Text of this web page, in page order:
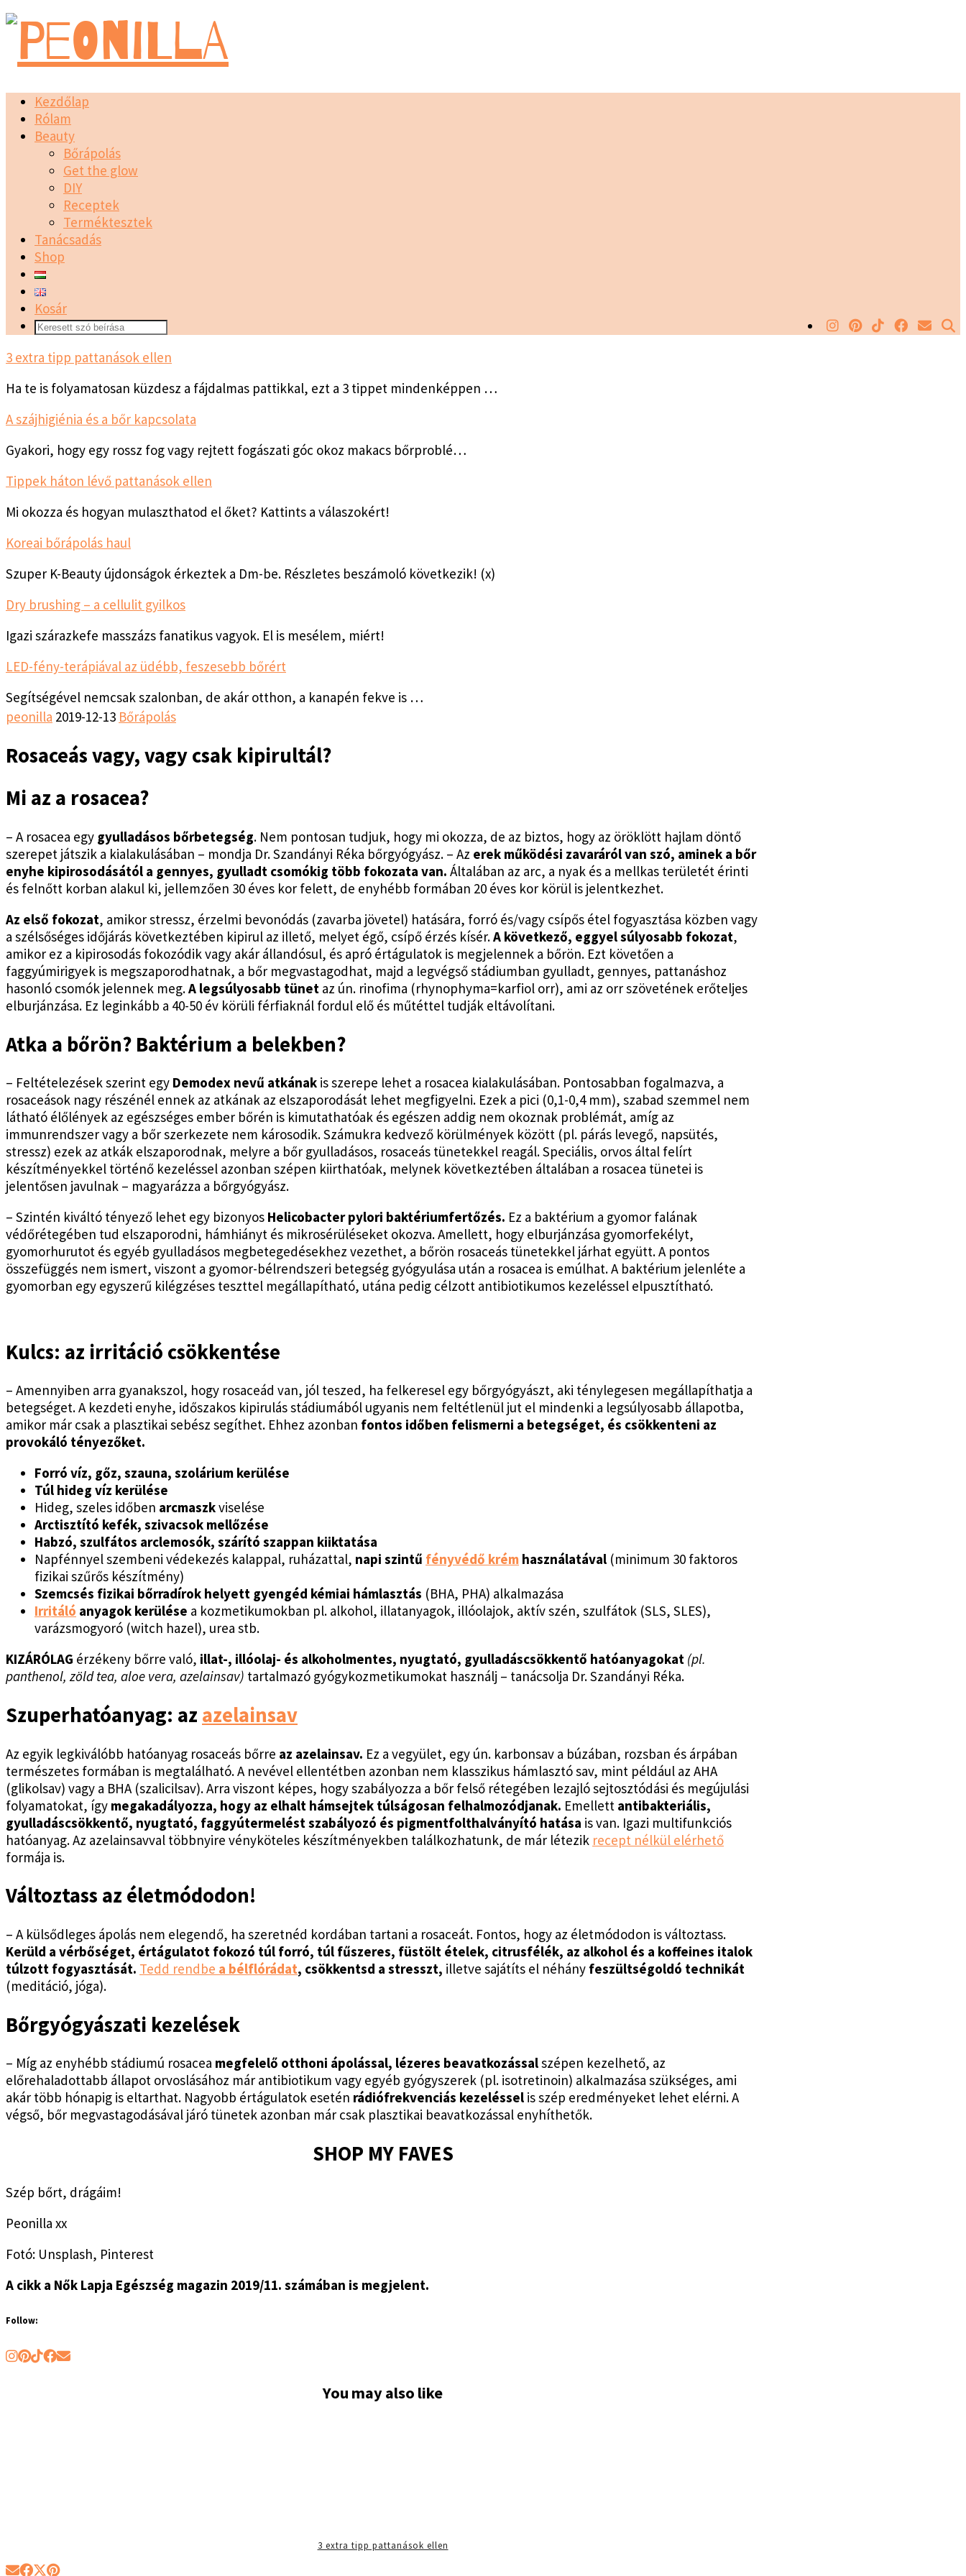
Kezdőlap
Rólam
Beauty
Bőrápolás
Get the glow
DIY
Receptek
Terméktesztek
Tanácsadás
Shop
Kosár
3 extra tipp pattanások ellen
Ha te is folyamatosan küzdesz a fájdalmas pattikkal, ezt a 3 tippet mindenképpen …
A szájhigiénia és a bőr kapcsolata
Gyakori, hogy egy rossz fog vagy rejtett fogászati góc okoz makacs bőrproblé…
Tippek háton lévő pattanások ellen
Mi okozza és hogyan mulaszthatod el őket? Kattints a válaszokért!
Koreai bőrápolás haul
Szuper K-Beauty újdonságok érkeztek a Dm-be. Részletes beszámoló következik! (x)
Dry brushing – a cellulit gyilkos
Igazi szárazkefe masszázs fanatikus vagyok. El is mesélem, miért!
LED-fény-terápiával az üdébb, feszesebb bőrért
Segítségével nemcsak szalonban, de akár otthon, a kanapén fekve is …
peonilla 2019-12-13 Bőrápolás
Rosaceás vagy, vagy csak kipirultál?
Mi az a rosacea?
– A rosacea egy gyulladásos bőrbetegség. Nem pontosan tudjuk, hogy mi okozza, de az biztos, hogy az öröklött hajlam döntő
szerepet játszik a kialakulásában – mondja Dr. Szandányi Réka bőrgyógyász. – Az erek működési zavaráról van szó, aminek a bőr
enyhe kipirosodásától a gennyes, gyulladt csomókig több fokozata van. Általában az arc, a nyak és a mellkas területét érinti
és felnőtt korban alakul ki, jellemzően 30 éves kor felett, de enyhébb formában 20 éves kor körül is jelentkezhet.
Az első fokozat, amikor stressz, érzelmi bevonódás (zavarba jövetel) hatására, forró és/vagy csípős étel fogyasztása közben vagy
a szélsőséges időjárás következtében kipirul az illető, melyet égő, csípő érzés kísér.A következő, eggyel súlyosabb fokozat,
amikor ez a kipirosodás fokozódik vagy akár állandósul, és apró értágulatok is megjelennek a bőrön. Ezt követően a
faggyúmirigyek is megszaporodhatnak, a bőr megvastagodhat, majd a legvégső stádiumban gyulladt, gennyes, pattanáshoz
hasonló csomók jelennek meg.A legsúlyosabb tünet az ún. rinofima (rhynophyma=karfiol orr), ami az orr szövetének erőteljes
elburjánzása. Ez leginkább a 40-50 év körüli férfiaknál fordul elő és műtéttel tudják eltávolítani.
Atka a bőrön? Baktérium a belekben?
– Feltételezések szerint egy Demodex nevű atkának is szerepe lehet a rosacea kialakulásában. Pontosabban fogalmazva, a
rosaceások nagy részénél ennek az atkának az elszaporodását lehet megfigyelni. Ezek a pici (0,1-0,4 mm), szabad szemmel nem
látható élőlények az egészséges ember bőrén is kimutathatóak és egészen addig nem okoznak problémát, amíg az
immunrendszer vagy a bőr szerkezete nem károsodik. Számukra kedvező körülmények között (pl. párás levegő, napsütés,
stressz) ezek az atkák elszaporodnak, melyre a bőr gyulladásos, rosaceás tünetekkel reagál. Speciális, orvos által felírt
készítményekkel történő kezeléssel azonban szépen kiirthatóak, melynek következtében általában a rosacea tünetei is
jelentősen javulnak – magyarázza a bőrgyógyász.
– Szintén kiváltó tényező lehet egy bizonyos Helicobacter pylori baktériumfertőzés. Ez a baktérium a gyomor falának
védőrétegében tud elszaporodni, hámhiányt és mikrosérüléseket okozva. Amellett, hogy elburjánzása gyomorfekélyt,
gyomorhurutot és egyéb gyulladásos megbetegedésekhez vezethet, a bőrön rosaceás tünetekkel járhat együtt. A pontos
összefüggés nem ismert, viszont a gyomor-bélrendszeri betegség gyógyulása után a rosacea is emúlhat. A baktérium jelenléte a
gyomorban egy egyszerű kilégzéses teszttel megállapítható, utána pedig célzott antibiotikumos kezeléssel elpusztítható.
Kulcs: az irritáció csökkentése
– Amennyiben arra gyanakszol, hogy rosaceád van, jól teszed, ha felkeresel egy bőrgyógyászt, aki ténylegesen megállapíthatja a
betegséget. A kezdeti enyhe, időszakos kipirulás stádiumából ugyanis nem feltétlenül jut el mindenki a legsúlyosabb állapotba,
amikor már csak a plasztikai sebész segíthet. Ehhez azonban fontos időben felismerni a betegséget, és csökkenteni az
provokáló tényezőket.
Forró víz, gőz, szauna, szolárium kerülése
Túl hideg víz kerülése
Hideg, szeles időben arcmaszkviselése
Arctisztító kefék, szivacsok mellőzése
Habzó, szulfátos arclemosók, szárító szappan kiiktatása
Napfénnyel szembeni védekezés kalappal, ruházattal, napi szintű fényvédő krém használatával (minimum 30 faktoros
fizikai szűrős készítmény)
Szemcsés fizikai bőrradírok helyett gyengéd kémiai hámlasztás (BHA, PHA) alkalmazása
Irritáló anyagok kerülése a kozmetikumokban pl. alkohol, illatanyagok, illóolajok, aktív szén, szulfátok (SLS, SLES),
varázsmogyoró (witch hazel), urea stb.
KIZÁRÓLAG érzékeny bőrre való, illat-, illóolaj- és alkoholmentes, nyugtató, gyulladáscsökkentő hatóanyagokat (pl.
panthenol, zöld tea, aloe vera, azelainsav) tartalmazó gyógykozmetikumokat használj – tanácsolja Dr. Szandányi Réka.
Szuperhatóanyag: az azelainsav
Az egyik legkiválóbb hatóanyag rosaceás bőrre az azelainsav. Ez a vegyület, egy ún. karbonsav a búzában, rozsban és árpában
természetes formában is megtalálható. A nevével ellentétben azonban nem klasszikus hámlasztó sav, mint például az AHA
(glikolsav) vagy a BHA (szalicilsav). Arra viszont képes, hogy szabályozza a bőr felső rétegében lezajló sejtosztódási és megújulási
folyamatokat, így megakadályozza, hogy az elhalt hámsejtek túlságosan felhalmozódjanak. Emellett antibakteriális,
gyulladáscsökkentő, nyugtató, faggyútermelést szabályozó és pigmentfolthalványító hatása is van. Igazi multifunkciós
hatóanyag. Az azelainsavval többnyire vényköteles készítményekben találkozhatunk, de már létezik recept nélkül elérhető
formája is.
Változtass az életmódodon!
– A külsődleges ápolás nem elegendő, ha szeretnéd kordában tartani a rosaceát. Fontos, hogy az életmódodon is változtass.
Kerüld a vérbőséget, értágulatot fokozó túl forró, túl fűszeres, füstölt ételek, citrusfélék, az alkohol és a koffeines italok
túlzott fogyasztását. Tedd rendbe a bélflórádat, csökkentsd a stresszt, illetve sajátíts el néhány feszültségoldó technikát
(meditáció, jóga).
Bőrgyógyászati kezelések
– Míg az enyhébb stádiumú rosacea megfelelő otthoni ápolással, lézeres beavatkozássalszépen kezelhető, az
előrehaladottabb állapot orvoslásához már antibiotikum vagy egyéb gyógyszerek (pl. isotretinoin) alkalmazása szükséges, ami
akár több hónapig is eltarthat. Nagyobb értágulatok esetén rádiófrekvenciás kezeléssel is szép eredményeket lehet elérni. A
végső, bőr megvastagodásával járó tünetek azonban már csak plasztikai beavatkozással enyhíthetők.
SHOP MY FAVES
Szép bőrt, drágáim!
Peonilla xx
Fotó: Unsplash, Pinterest
A cikk a Nők Lapja Egészség magazin 2019/11. számában is megjelent.
Follow:
You may also like
3 extra tipp pattanások ellen